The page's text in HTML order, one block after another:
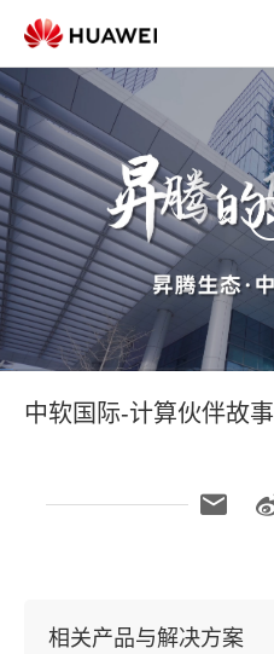
中软国际-计算伙伴故事
相关产品与解决方案